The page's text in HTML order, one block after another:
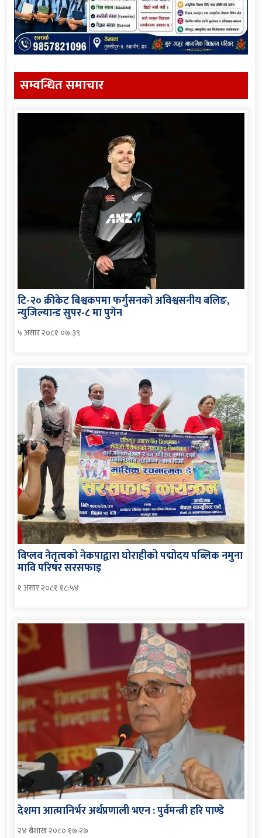
सम्वन्धित समाचार
टि-२० क्रीकेट बिश्वकपमा फर्गुसनको अविश्वसनीय बलिङ,
न्युजिल्यान्ड सुपर-८ मा पुगेन
५ असार २०८१ ०७:३९
विप्लव नेतृत्वको नेकपाद्वारा घोराहीको पद्मोदय पब्लिक नमुना
मावि परिषर सरसफाइ
१ असार २०८१ १८:५४
देशमा आत्मानिर्भर अर्थप्रणाली भएन : पुर्वमन्त्री हरि पाण्डे
२४ बैशाख २०८० १७:२७